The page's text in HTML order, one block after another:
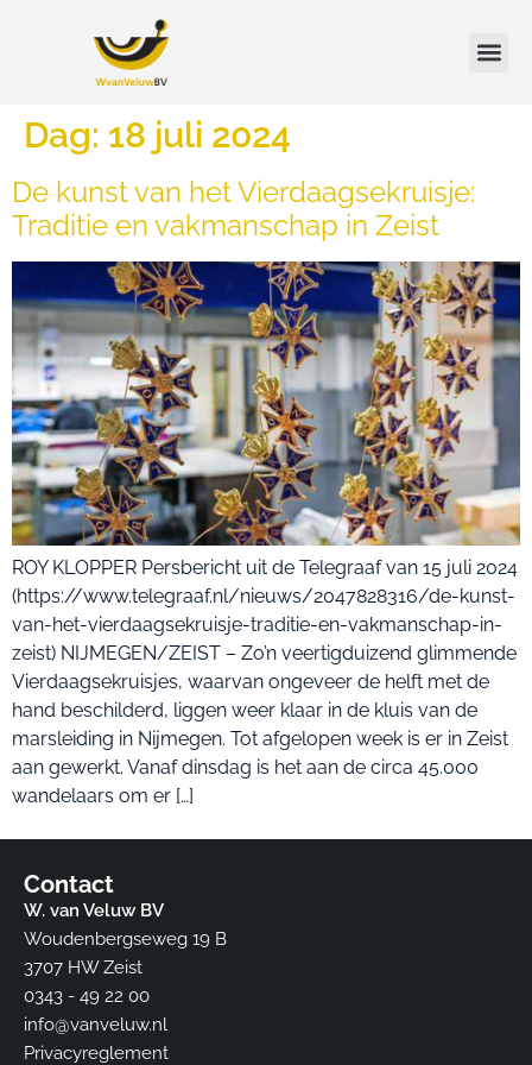
Dag: 18 juli 2024
De kunst van het Vierdaagsekruisje:
Traditie en vakmanschap in Zeist
ROY KLOPPER Persbericht uit de Telegraaf van 15 juli 2024
(https://www.telegraaf.nl/nieuws/2047828316/de-kunst-
van-het-vierdaagsekruisje-traditie-en-vakmanschap-in-
zeist) NIJMEGEN/ZEIST – Zo’n veertigduizend glimmende
Vierdaagsekruisjes, waarvan ongeveer de helft met de
hand beschilderd, liggen weer klaar in de kluis van de
marsleiding in Nijmegen. Tot afgelopen week is er in Zeist
aan gewerkt. Vanaf dinsdag is het aan de circa 45.000
wandelaars om er […]
Contact
W. van Veluw BV
Woudenbergseweg 19 B
3707 HW Zeist​
0343 - 49 22 00
info@vanveluw.nl
Privacyreglement